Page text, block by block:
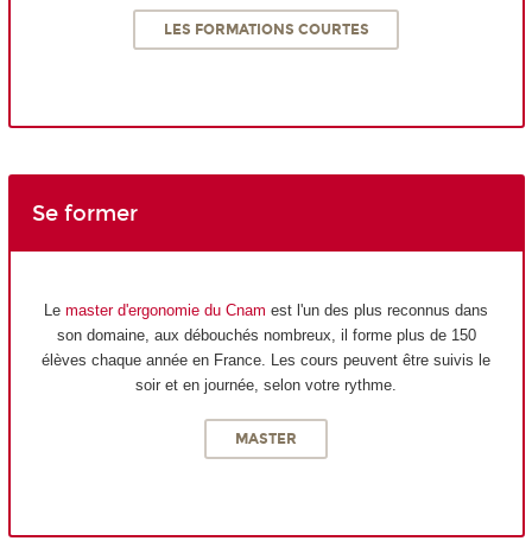
LES FORMATIONS COURTES
Se former
Le master d'ergonomie du Cnam est l'un des plus reconnus dans
son domaine, aux débouchés nombreux, il forme plus de 150
élèves chaque année en France. Les cours peuvent être suivis le
soir et en journée, selon votre rythme.
MASTER